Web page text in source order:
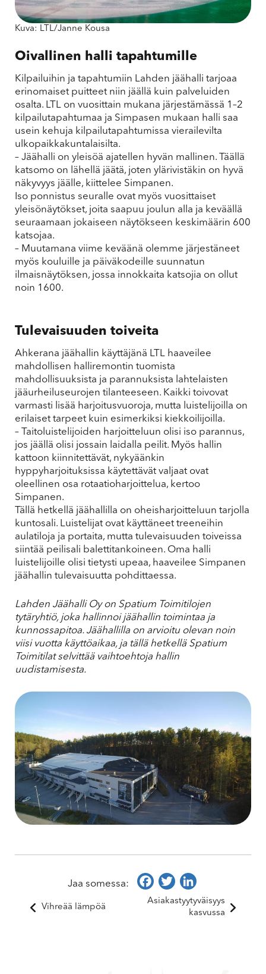
Kuva: LTL/Janne Kousa
Oivallinen halli tapahtumille
Kilpailuihin ja tapahtumiin Lahden jäähalli tarjoaa
erinomaiset puitteet niin jäällä kuin palveluiden
osalta. LTL on vuosittain mukana järjestämässä 1–2
kilpailutapahtumaa ja Simpasen mukaan halli saa
usein kehuja kilpailutapahtumissa vierailevilta
ulkopaikkakuntalaisilta.
– Jäähalli on yleisöä ajatellen hyvän mallinen. Täällä
katsomo on lähellä jäätä, joten ylärivistäkin on hyvä
näkyvyys jäälle, kiittelee Simpanen.
Iso ponnistus seuralle ovat myös vuosittaiset
yleisönäytökset, joita saapuu joulun alla ja keväällä
seuraamaan jokaiseen näytökseen keskimäärin 600
katsojaa.
– Muutamana viime keväänä olemme järjestäneet
myös kouluille ja päiväkodeille suunnatun
ilmaisnäytöksen, jossa innokkaita katsojia on ollut
noin 1600.
Tulevaisuuden toiveita
Ahkerana jäähallin käyttäjänä LTL haaveilee
mahdollisen halliremontin tuomista
mahdollisuuksista ja parannuksista lahtelaisten
jääurheiluseurojen tilanteeseen. Kaikki toivovat
varmasti lisää harjoitusvuoroja, mutta luistelijoilla on
erilaiset tarpeet kuin esimerkiksi kiekkoilijoilla.
– Taitoluistelijoiden harjoitteluun olisi iso parannus,
jos jäällä olisi jossain laidalla peilit. Myös hallin
kattoon kiinnitettävät, nykyäänkin
hyppyharjoituksissa käytettävät valjaat ovat
oleellinen osa rotaatioharjoittelua, kertoo
Simpanen.
Tällä hetkellä jäähallilla on oheisharjoitteluun tarjolla
kuntosali. Luistelijat ovat käyttäneet treeneihin
aulatiloja ja portaita, mutta tulevaisuuden toiveissa
siintää peilisali balettitankoineen. Oma halli
luistelijoille olisi tietysti upeaa, haaveilee Simpanen
jäähallin tulevaisuutta pohdittaessa.
Lahden Jäähalli Oy on Spatium Toimitilojen
tytäryhtiö, joka hallinnoi jäähallin toimintaa ja
kunnossapitoa. Jäähallilla on arvioitu olevan noin
viisi vuotta käyttöaikaa, ja tällä hetkellä Spatium
Toimitilat selvittää vaihtoehtoja hallin
uudistamisesta.
Vihreää lämpöä
Jaa somessa: Facebook
Twitter
Asiakastyytyväisyys
kasvussa